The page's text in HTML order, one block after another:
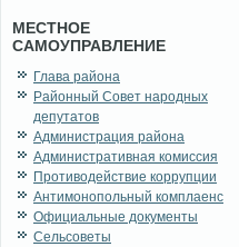
МЕСТНОЕ
САМОУПРАВЛЕНИЕ
Глава района
Районный Совет народных
депутатов
Администрация района
Административная комиссия
Противодействие коррупции
Антимонопольный комплаенс
Официальные документы
Сельсоветы